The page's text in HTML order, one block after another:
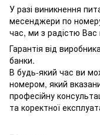
У разі виникнення
месенджери по
час, ми з радістю Вас
Гарантія від
банки.
В будь-який час ви
номером, який
професійну
та коректної